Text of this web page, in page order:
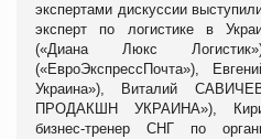
экспертами дискуссии
эксперт по логистике в
(«Диана Люкс
(«ЕвроЭкспрессПочта»),
Украина»), Виталий
ПРОДАКШН УКРАИНА»),
бизнес-тренер СНГ по